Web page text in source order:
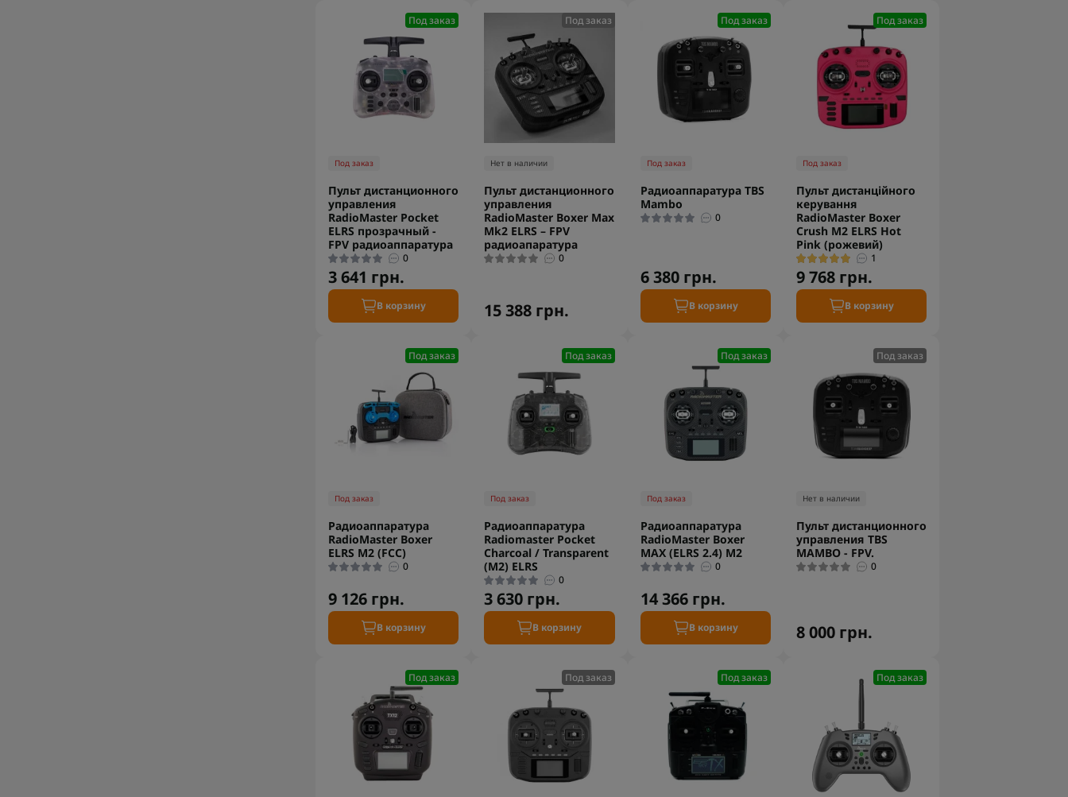
Под заказ
Под заказ
Пульт дистанционного
управления
RadioMaster Pocket
ELRS прозрачный -
FPV радиоаппаратура
0
3 641 грн.
В корзину
Под заказ
Нет в наличии
Пульт дистанционного
управления
RadioMaster Boxer Max
Mk2 ELRS – FPV
радиоапаратура
0
15 388 грн.
Под заказ
Под заказ
Радиоаппаратура TBS
Mambo
0
6 380 грн.
В корзину
Под заказ
Под заказ
Пульт дистанційного
керування
RadioMaster Boxer
Crush M2 ELRS Hot
Pink (рожевий)
1
9 768 грн.
В корзину
Под заказ
Под заказ
Радиоаппаратура
RadioMaster Boxer
ELRS M2 (FCC)
0
9 126 грн.
В корзину
Под заказ
Под заказ
Радиоаппаратура
Radiomaster Pocket
Charcoal / Transparent
(M2) ELRS
0
3 630 грн.
В корзину
Под заказ
Под заказ
Радиоаппаратура
RadioMaster Boxer
MAX (ELRS 2.4) M2
0
14 366 грн.
В корзину
Под заказ
Нет в наличии
Пульт дистанционного
управления TBS
MAMBO - FPV.
0
8 000 грн.
Под заказ Под заказ Под заказ Под заказ